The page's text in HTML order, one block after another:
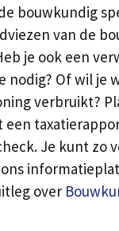
bouwkundig
van de
je ook een
nodig? Of wil je
verbruikt?
een
Je kunt zo
over